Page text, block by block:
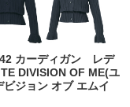
カーディガン レデ
DIVISION OF ME(ユ
ビジョン オブ エムイ